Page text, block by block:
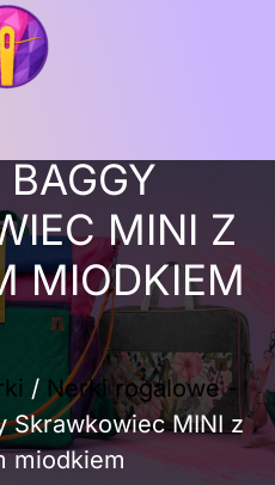
MINI Z
MIODKIEM
/ Nerki rogalowe -
Skrawkowiec MINI z
miodkiem